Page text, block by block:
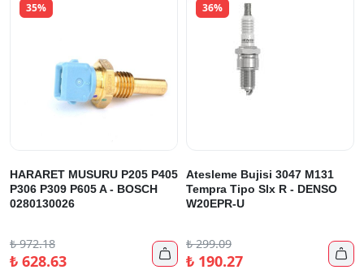
35%
HARARET MUSURU P205 P405
P306 P309 P605 A - BOSCH
0280130026
₺972.18
₺628.63 
36%
Atesleme Bujisi 3047 M131
Tempra Tipo Slx R - DENSO
W20EPR-U
₺299.09
₺190.27 